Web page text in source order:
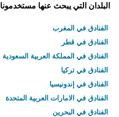
البلدان التي يبحث عنها مستخدمونا
الفنادق في المغرب
الفنادق في قطر
الفنادق في المملكة العربية السعودية
الفنادق في تركيا
الفنادق في إندونيسيا
الفنادق في الامارات العربية المتحدة
الفنادق في البحرين